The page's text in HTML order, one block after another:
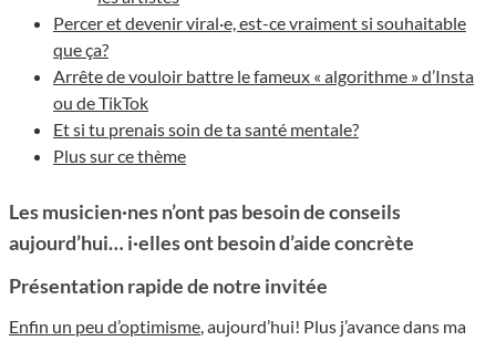
Percer et devenir viral·e, est-ce vraiment si souhaitable
que ça?
Arrête de vouloir battre le fameux « algorithme » d’Insta
ou de TikTok
Et si tu prenais soin de ta santé mentale?
Plus sur ce thème
Les musicien·nes n’ont pas besoin de conseils
aujourd’hui… i·elles ont besoin d’aide concrète
Présentation rapide de notre invitée
Enfin un peu d’optimisme, aujourd’hui! Plus j’avance dans ma